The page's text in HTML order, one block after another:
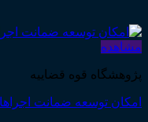
مشاهده
پژوهشگاه قوه قضاییه
امکان توسعه ضمانت